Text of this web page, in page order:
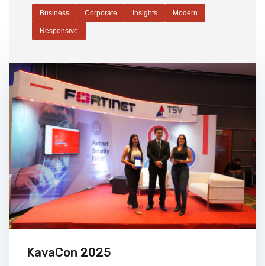
KavaCon 2025
Business Corporate Insights Modern
Responsive